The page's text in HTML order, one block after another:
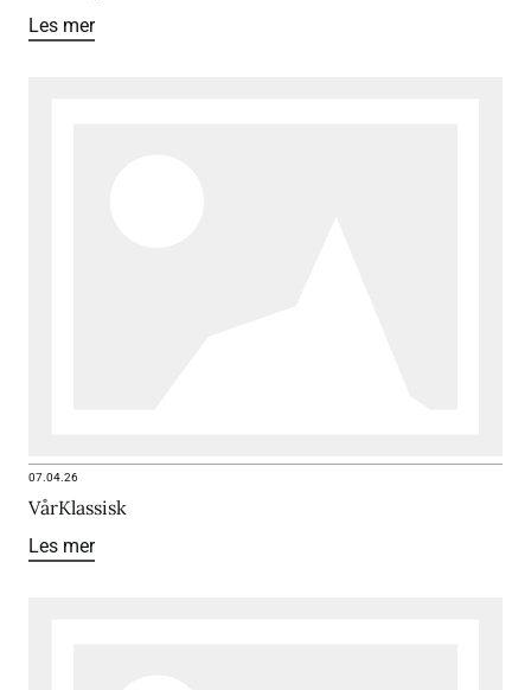
Les mer
07.04.26
VårKlassisk
Les mer